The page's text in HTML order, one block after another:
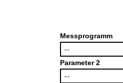
Messprogramm
Parameter 2